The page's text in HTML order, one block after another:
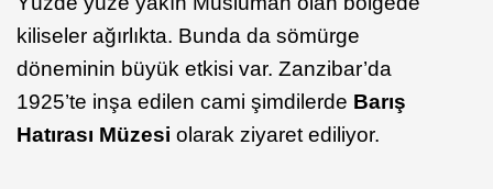
kiliseler ağırlıkta. Bunda da sömürge
döneminin büyük etkisi var. Zanzibar’da
1925’te inşa edilen cami şimdilerde Barış
Hatırası Müzesi olarak ziyaret ediliyor.